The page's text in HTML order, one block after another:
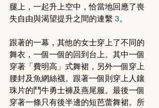
腿上，一起升上空中，恰當地回應了喪
失自由與渴望提升之間的連繫 3。
跟著的一幕，其他的女士穿上了不同的
舞衣，一個一個的回到台上。其中一個
穿著「費明高」式舞裙，另外一個穿上
腰封及魚網絲襪。跟著一個則穿上人鑲
珠片的鬥牛勇士褲及燕尾服。最後一個
穿著一條只有後半邊的短芭蕾舞裙。所